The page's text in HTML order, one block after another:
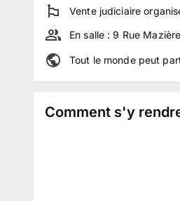
Vente judiciaire
En salle :9 Rue
Tout le monde peut
Comment s'y